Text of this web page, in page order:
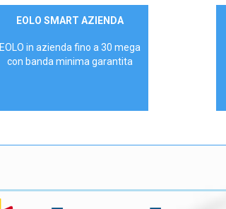
Contattaci
EOLO SMART AZIENDA
EOLO in azienda fino a 30 mega
con banda minima garantita